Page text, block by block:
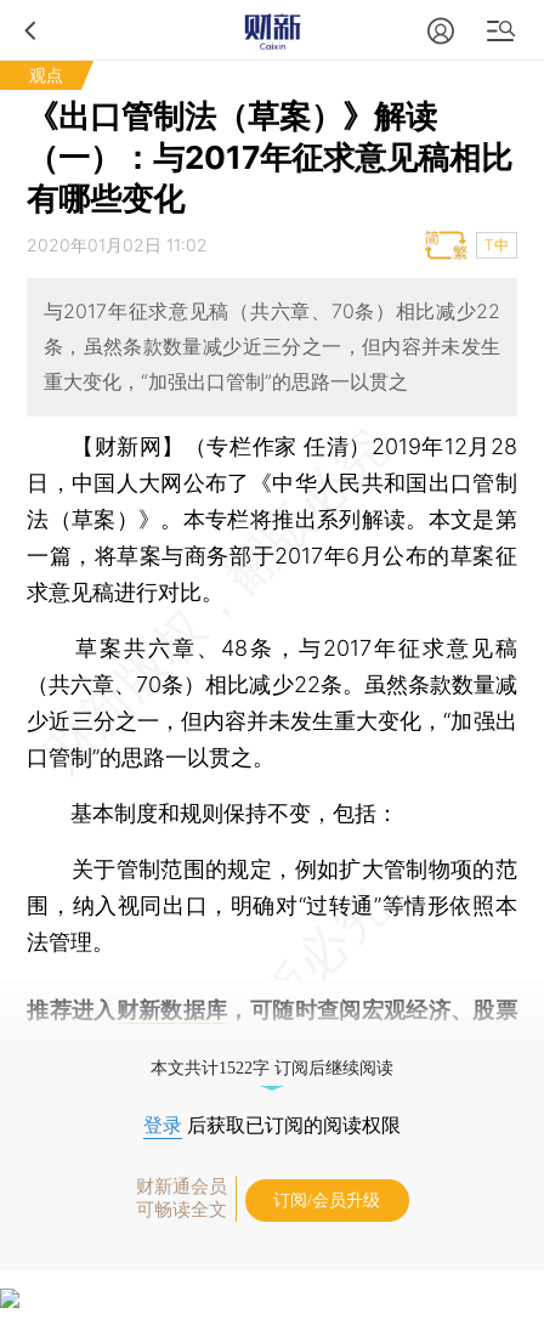
观点
《出口管制法（草案）》解读
（一）：与2017年征求意见稿相比
有哪些变化
2020年01月02日 11:02 T中
与2017年征求意见稿（共六章、70条）相比减少22
条，虽然条款数量减少近三分之一，但内容并未发生
重大变化，“加强出口管制”的思路一以贯之
【财新网】（专栏作家 任清） 2019年12月28
日，中国人大网公布了《中华人民共和国出口管制
法（草案）》。本专栏将推出系列解读。本文是第
一篇，将草案与商务部于2017年6月公布的草案征
求意见稿进行对比。
草案共六章、48条，与2017年征求意见稿
（共六章、70条）相比减少22条。虽然条款数量减
少近三分之一，但内容并未发生重大变化，“加强出
口管制”的思路一以贯之。
基本制度和规则保持不变，包括：
关于管制范围的规定，例如扩大管制物项的范
围，纳入视同出口，明确对“过转通”等情形依照本
法管理。
推荐进入 财新数据库 ，可随时查阅宏观经济、股票
本文共计1522字 订阅后继续阅读
登录 后获取已订阅的阅读权限
财新通会员
可畅读全文
订阅/会员升级